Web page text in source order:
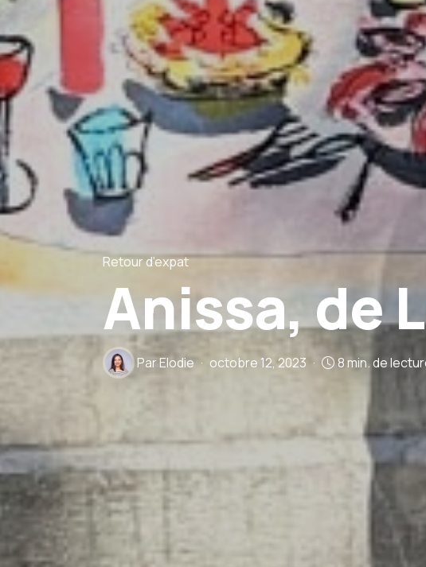
Retour d'expat
Anissa, de
ParElodie octobre 12, 2023 8 min. de